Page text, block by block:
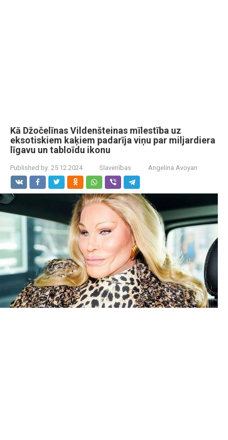
Kā Džočelīnas Vildenšteinas mīlestība uz
eksotiskiem kaķiem padarīja viņu par miljardiera
līgavu un tabloīdu ikonu
Published by: 25.12.2024 Slavenības Angelina Avoyan